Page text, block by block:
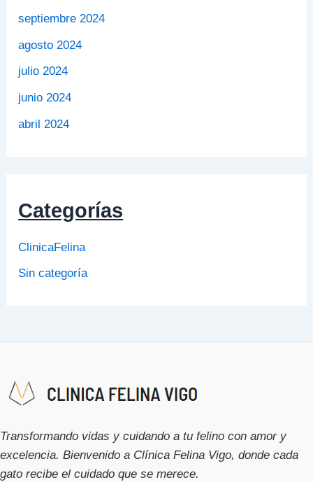
septiembre 2024
agosto 2024
julio 2024
junio 2024
abril 2024
Categorías
ClinicaFelina
Sin categoría
Transformando vidas y cuidando a tu felino con amor y
excelencia. Bienvenido a Clínica Felina Vigo, donde cada
gato recibe el cuidado que se merece.